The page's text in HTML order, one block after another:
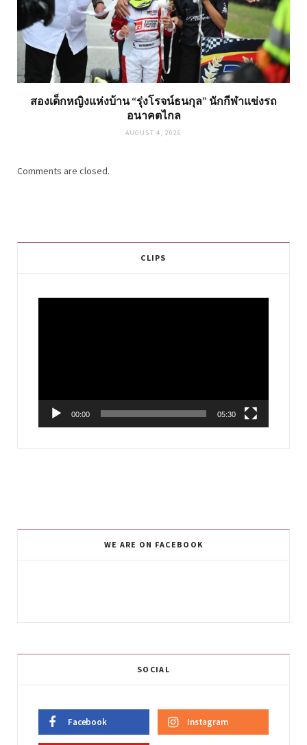
สองเด็กหญิงแห่งบ้าน “รุ่งโรจน์ธนกุล” นักกีฬาแข่งรถ
อนาคตไกล
AUGUST 4, 2026
Comments are closed.
CLIPS
00:00 05:30
WE ARE ON FACEBOOK
SOCIAL
Facebook Instagram